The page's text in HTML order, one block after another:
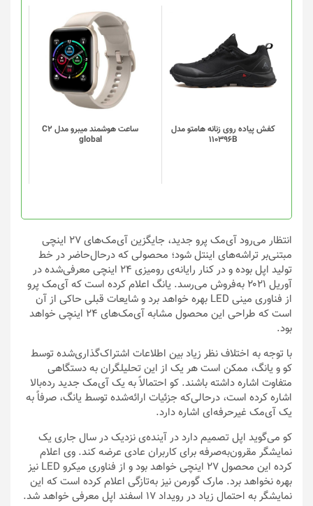
کفش پیاده روی زنانه هامتو مدل
110396B
محصول
دارای
انواع
مختلفی
گزینه
ها
محصول
انتخاب
شوند
ساعت هوشمند میبرو مدل C2
global
این
محصول
دارای
انواع
مختلفی
می
گزینه
ها
محصول
انتخاب
شوند انتظار می‌رود آی‌مک پرو جدید، جایگزین آی‌مک‌های ۲۷ اینچی
مبتنی‌بر تراشه‌های اینتل شود؛ محصولی که درحال‌حاضر در خط
تولید اپل بوده و در کنار رایانه‌ی رومیزی ۲۴ اینچی معرفی‌شده در
آوریل ۲۰۲۱ به‌فروش می‌رسد. یانگ اعلام کرده است که آی‌مک پرو
از فناوری مینی‌ LED بهره خواهد برد و شایعات قبلی حاکی از آن
است که طراحی این محصول مشابه آی‌مک‌های ۲۴ اینچی خواهد
بود.
با توجه به اختلاف نظر زیاد بین اطلاعات اشتراک‌گذاری‌شده توسط
کو و یانگ، ممکن است هر یک از این تحلیلگران به دستگاهی
متفاوت اشاره داشته باشند. کو احتمالاً به یک آی‌مک جدید رده‌بالا
اشاره کرده است، درحالی‌که جزئیات ارائه‌شده توسط یانگ، صرفاً به
یک آی‌مک غیرحرفه‌ای اشاره دارد.
کو می‌گوید اپل تصمیم دارد در آینده‌ی نزدیک در سال جاری یک
نمایشگر مقرون‌به‌صرفه برای کاربران عادی عرضه کند. وی اعلام
کرده این محصول ۲۷ اینچی خواهد بود و از فناوری میکرو LED نیز
بهره نخواهد برد. مارک گورمن نیز به‌تازگی اعلام کرده است که این
نمایشگر به‌ احتمال زیاد در رویداد ۱۷ اسفند اپل معرفی خواهد شد.